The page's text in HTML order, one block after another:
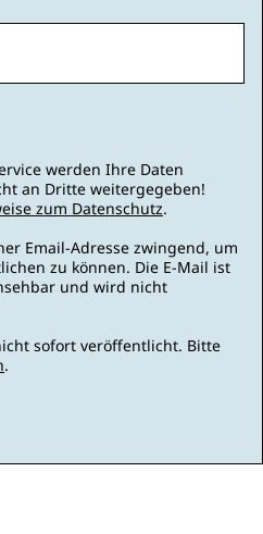
werden Ihre Daten
an Dritte weitergegeben!
zum Datenschutz.
Email-Adresse zwingend, um
zu können. Die E-Mail ist
und wird nicht
sofort veröffentlicht. Bitte
.